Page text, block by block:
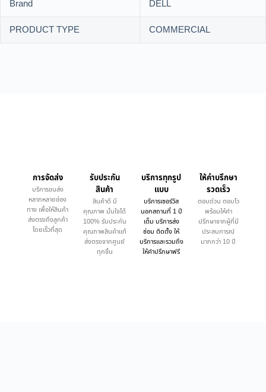
Brand
DELL
PRODUCT TYPE
COMMERCIAL
การจัดส่ง
บริการขนส่ง
หลากหลายช่อง
ทาง เพื่อให้สินค้า
ส่งตรงถึงลูกค้า
โดยเร็วที่สุด
รับประกัน
สินค้า
สินค้าดี มี
คุณภาพ มั่นใจได้
100% รับประกัน
คุณภาพสินค้าแท้
ส่งตรงจากศูนย์
ทุกชิ้น
บริการทุกรูป
แบบ
บริการเซอร์วิส
นอกสถานที่ 1 ปี
เต็ม บริการส่ง
ซ่อม ติดตั้ง ให้
บริการและรวมถึง
ให้คำปรึกษาฟรี
ให้คำบรึกษา
รวดเร็ว
ตอบด่วน ตอบไว
พร้อมให้คำ
ปรึกษาจากผู้ที่มี
ประสบการณ์
มากกว่า 10 ปี